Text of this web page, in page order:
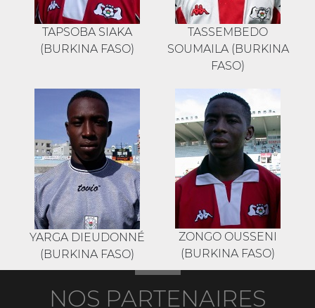
TAPSOBA SIAKA
(BURKINA FASO)
TASSEMBEDO
SOUMAILA (BURKINA
FASO)
YARGA DIEUDONNÉ
(BURKINA FASO)
ZONGO OUSSENI
(BURKINA FASO)
NOS PARTENAIRES